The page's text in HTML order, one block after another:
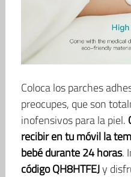
Coloca los parches
preocupes, que son
inofensivos para la piel.
recibir en tu móvil la
bebé durante 24 horas.
código QH8HTFEJy